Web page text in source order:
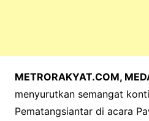
METRORAKYAT.COM,
menyurutkan semangat
Pematangsiantar di acara